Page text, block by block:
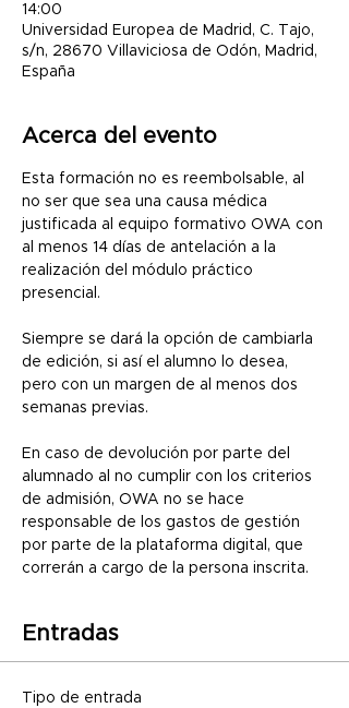
14:00
Universidad Europea de Madrid, C. Tajo,
s/n, 28670 Villaviciosa de Odón, Madrid,
España
Acerca del evento
Esta formación no es reembolsable, al
no ser que sea una causa médica
justificada al equipo formativo OWA con
al menos 14 días de antelación a la
realización del módulo práctico
presencial.
Siempre se dará la opción de cambiarla
de edición, si así el alumno lo desea,
pero con un margen de al menos dos
semanas previas.
En caso de devolución por parte del
alumnado al no cumplir con los criterios
de admisión, OWA no se hace
responsable de los gastos de gestión
por parte de la plataforma digital, que
correrán a cargo de la persona inscrita.
Entradas
Tipo de entrada